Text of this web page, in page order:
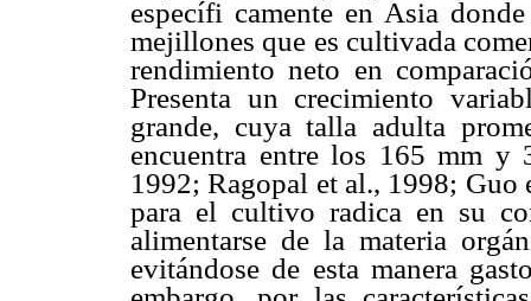
específi camente en Asia
mejillones que es cultivada
rendimiento neto en
Presenta un crecimiento
grande, cuya talla adulta
encuentra entre los 165 mm y
1992; Ragopal et al., 1998;
para el cultivo radica en su
alimentarse de la materia
evitándose de esta manera